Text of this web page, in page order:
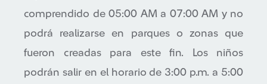
comprendido de 05:00 AM a 07:00 AM y no
podrá realizarse en parques o zonas que
fueron creadas para este fin. Los niños
podrán salir en el horario de 3:00 p.m. a 5:00